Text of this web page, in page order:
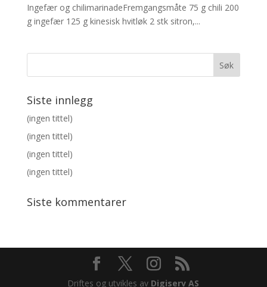
Ingefær og chilimarinadeFremgangsmåte 75 g chili 200
g ingefær 125 g kinesisk hvitløk 2 stk sitron,...
Siste innlegg
(ingen tittel)
(ingen tittel)
(ingen tittel)
(ingen tittel)
Siste kommentarer
Driftes og utvikles av Digiserv AS